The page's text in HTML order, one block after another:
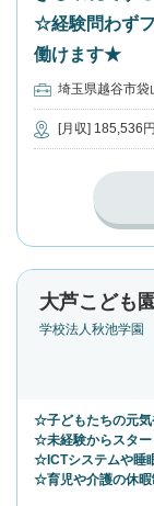
☆経験問わず
働けます★
埼玉県越谷市袋
[月収] 185,536
大芦こども園
学校法人秋池学園
☆子どもたちの元気
☆未経験からスタ
☆ICTシステムや睡
☆育児や介護の休暇